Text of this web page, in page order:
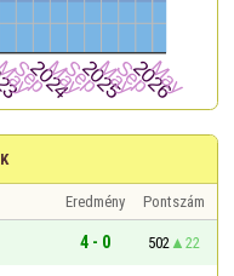
Eredmény
Pontszám
4 - 0 502
22